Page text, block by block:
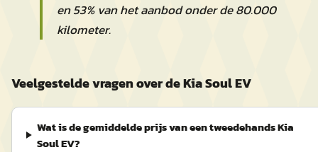
en 53% van het aanbod onder de 80.000
kilometer.
Veelgestelde vragen over de Kia Soul EV
Wat is de gemiddelde prijs van een tweedehands Kia
Soul EV?